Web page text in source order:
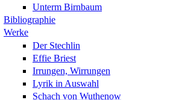
Unterm Birnbaum
Bibliographie
Werke
Der Stechlin
Effie Briest
Irrungen, Wirrungen
Lyrik in Auswahl
Schach von Wuthenow